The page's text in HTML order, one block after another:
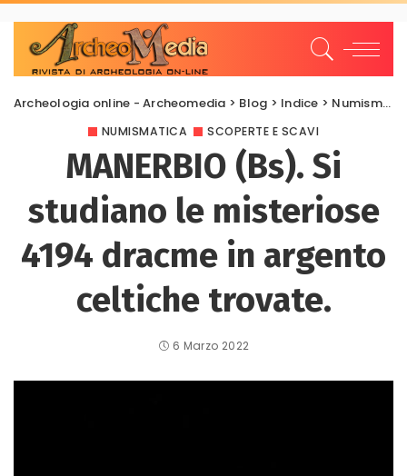
Archeologia online - Archeomedia > Blog > Indice > Numismatica
NUMISMATICA SCOPERTE E SCAVI
MANERBIO (Bs). Si
studiano le misteriose
4194 dracme in argento
celtiche trovate.
6 Marzo 2022